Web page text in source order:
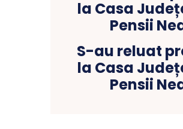
S-au reluat
la Casa
Pensii